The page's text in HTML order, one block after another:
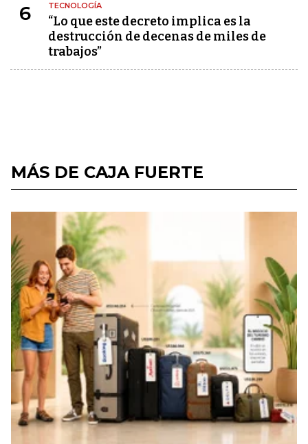
6 TECNOLOGÍA
“Lo que este decreto implica es la
destrucción de decenas de miles de
trabajos”
MÁS DE CAJA FUERTE